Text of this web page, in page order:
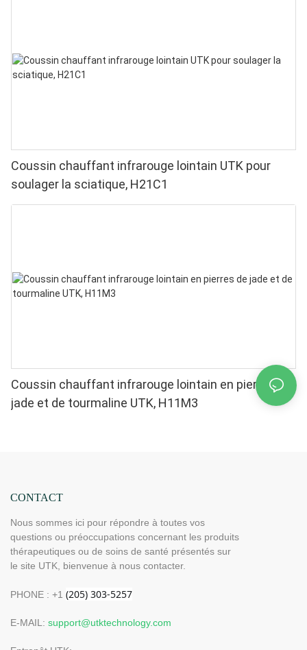
Coussin chauffant infrarouge lointain UTK pour
soulager la sciatique, H21C1
Coussin chauffant infrarouge lointain en pierres de
jade et de tourmaline UTK, H11M3
CONTACT
Nous sommes ici pour répondre à toutes vos
questions ou préoccupations concernant les produits
thérapeutiques ou de soins de santé présentés sur
le site UTK, bienvenue à nous contacter.
PHONE : +1
E-MAIL: support@utktechnology.com